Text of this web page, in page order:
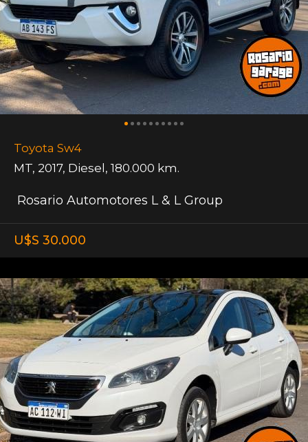
Toyota Sw4
MT, 2017, Diesel, 180.000 km.
Rosario Automotores L & L Group
U$S 30.000